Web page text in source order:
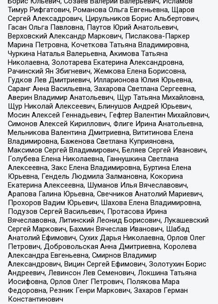
Тимур Рифгатович, Романова Ольга Евгеньевна, Щаров
Сергей Алексадрович, Цирульников Борис Альбертович,
Гасан Ольга Павловна, Паутов Юрий Анатольевич,
Верховский Александр Маркович, Пислакова-Паркер
Марина Петровна, Кочеткова Татьяна Владимировна,
Чуркина Наталья Валерьевна, Акимова Татьяна
Николаевна, Золотарева Екатерина Александровна,
Рачинский Ян Збигневич, Жемкова Елена Борисовна,
Гудков Лев Дмитриевич, Илларионова Юлия Юрьевна,
Саранг Анна Васильевна, Захарова Светлана Сергеевна,
Аверин Владимир Анатольевич, Щур Татьяна Михайловна,
Щур Николай Алексеевич, Блинушов Андрей Юрьевич,
Мосин Алексей Геннадьевич, Гефтер Валентин Михайлович,
Симонов Алексей Кириллович, Флиге Ирина Анатольевна,
Мельникова Валентина Дмитриевна, Вититинова Елена
Владимировна, Баженова Светлана Куприяновна,
Максимов Сергей Владимирович, Беляев Сергей Иванович,
Голубева Елена Николаевна, Ганнушкина Светлана
Алексеевна, Закс Елена Владимировна, Буртина Елена
Юрьевна, Гендель Людмила Залмановна, Кокорина
Екатерина Алексеевна, Шуманов Илья Вячеславович,
Арапова Галина Юрьевна, Свечников Анатолий Мариевич,
Прохоров Вадим Юрьевич, Шахова Елена Владимировна,
Подузов Сергей Васильевич, Протасова Ирина
Вячеславовна, Литинский Леонид Борисович, Лукашевский
Сергей Маркович, Бахмин Вячеслав Иванович, Шабад
Анатолий Ефимович, Сухих Дарья Николаевна, Орлов Олег
Петрович, Добровольская Анна Дмитриевна, Королева
Александра Евгеньевна, Смирнов Владимир
Александрович, Вицин Сергей Ефимович, Золотухин Борис
Андреевич, Левинсон Лев Семенович, Локшина Татьяна
Иосифовна, Орлов Олег Петрович, Полякова Мара
Федоровна, Резник Генри Маркович, Захаров Герман
Константинович